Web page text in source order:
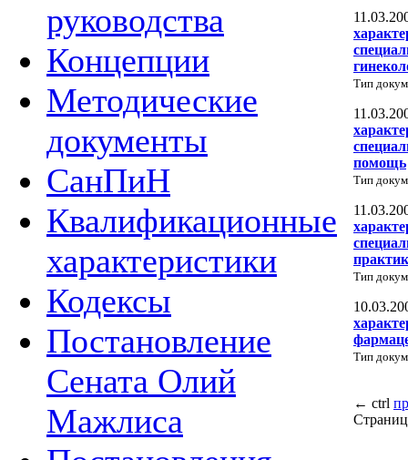
руководства
Концепции
Методические
документы
СанПиН
Квалификационные
характеристики
Кодексы
Постановление
Сената Олий
Мажлиса
Тип
помощь
Тип
Тип
Тип
← ctrl